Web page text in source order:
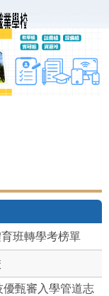
班轉學考榜單
甄審入學管道志